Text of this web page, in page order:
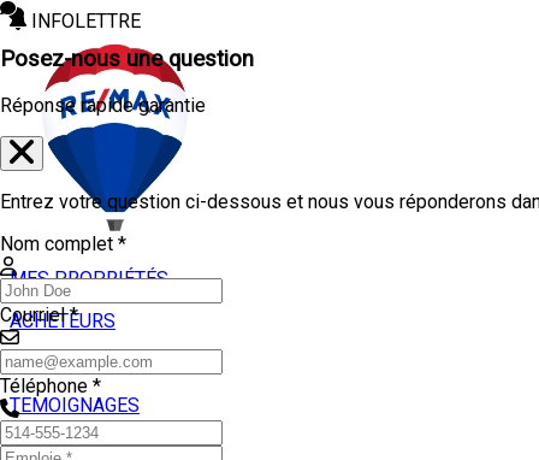
INFOLETTRE
MES PROPRIÉTÉS
ACHETEURS
VENDEURS
TEMOIGNAGES
OUTILS
Posez-nous une question
Réponse rapide garantie
Entrez votre question ci-dessous et nous vous réponderons
Nom complet *
Courriel *
Téléphone *